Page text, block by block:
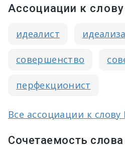
Ассоциации к
идеалист
совершенство
перфекционист
Все ассоциации к
Сочетаемость слова